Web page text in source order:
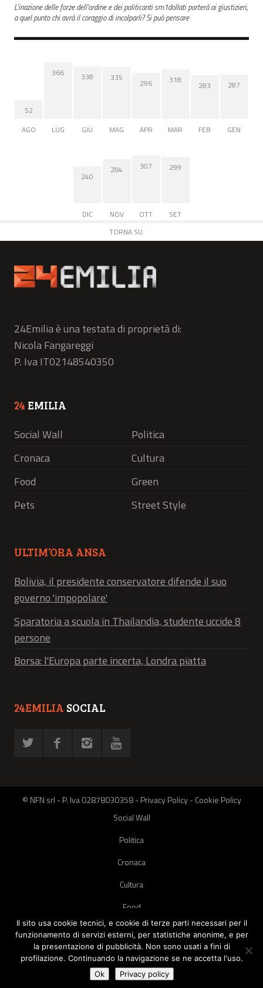
L'inazione delle forze dell'ordine e dei politicanti sm1dollati porterà ai giustizieri,
a quel punto chi avrà il coraggio di incolparli? Si può pensare
52
AGO
366
LUG
338
GIU
335
MAG
296
APR
318
MAR
283
FEB
287
GEN
240
DIC
284
NOV
307
OTT
299
SET
TORNA SU
24Emilia è una testata di proprietà di:
Nicola Fangareggi
P. Iva IT02148540350
24 EMILIA
Social Wall
Politica
Cronaca
Cultura
Food
Green
Pets
Street Style
ULTIM’ORA ANSA
Bolivia, il presidente conservatore difende il suo
governo 'impopolare'
Sparatoria a scuola in Thailandia, studente uccide 8
persone
Borsa: l'Europa parte incerta, Londra piatta
24EMILIA SOCIAL
© NFN srl - P. Iva 02878030358 -Privacy Policy-Cookie Policy
Social Wall
Politica
Cronaca
Cultura
Food
Green
Pets
Street Style
Il sito usa cookie tecnici, e cookie di terze parti necessari per il
funzionamento di servizi esterni, per statistiche anonime, e per
la presentazione di pubblicità. Non sono usati a fini di
profilazione. Continuando la navigazione se ne accetta l'uso.
Ok
Privacy policy